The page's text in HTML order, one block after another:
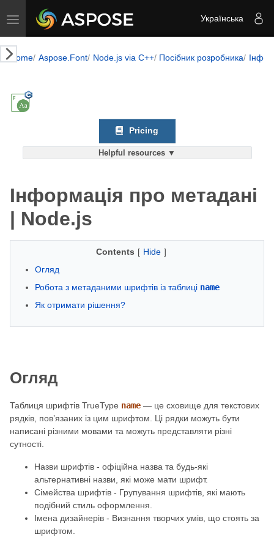
Toggle navigation Українська
Home Aspose.Font Node.js via C++ Посібник розробника
Helpful resources ▼
Pricing
Інформація про метадані
| Node.js
Contents [ Hide ]
Огляд
Робота з метаданими шрифтів із таблиці name
Як отримати рішення?
Огляд
Таблиця шрифтів TrueType name — це сховище для текстових
рядків, пов’язаних із цим шрифтом. Ці рядки можуть бути
написані різними мовами та можуть представляти різні
сутності.
Назви шрифтів - офіційна назва та будь-які
альтернативні назви, які може мати шрифт.
Сімейства шрифтів - Групування шрифтів, які мають
подібний стиль оформлення.
Імена дизайнерів - Визнання творчих умів, що стоять за
шрифтом.